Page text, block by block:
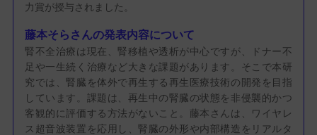
力賞が授与されました。
藤本そらさんの発表内容について
腎不全治療は現在、腎移植や透析が中心ですが、ドナー不
足や一生続く治療など大きな課題があります。そこで本研
究では、腎臓を体外で再生する再生医療技術の開発を目指
しています。課題は、再生中の腎臓の状態を非侵襲的かつ
客観的に評価する方法がないこと。藤本さんは、ワイヤレ
ス超音波装置を応用し、腎臓の外形や内部構造をリアルタ